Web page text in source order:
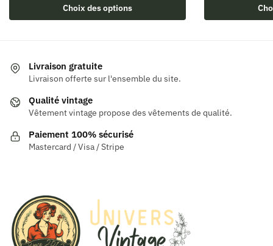
Choix des options
produit
variations.
Les
peuvent
choisies
produit
produit
peuvent
être
Livraison gratuite
Livraison offerte sur l'ensemble du site.
Qualité vintage
Vêtement vintage propose des vêtements de qualité.
Paiement 100% sécurisé
Mastercard / Visa / Stripe